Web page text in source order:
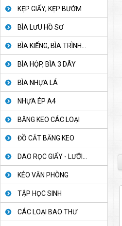
KẸP GIẤY, KẸP BƯỚM
BÌA LƯU HỒ SƠ
BÌA KIẾNG, BÌA TRÌNH...
BÌA HỘP, BÌA 3 DÂY
BÌA NHỰA LÁ
NHỰA ÉP A4
BĂNG KEO CÁC LOẠI
ĐỒ CẮT BĂNG KEO
DAO RỌC GIẤY - LƯỠI...
KÉO VĂN PHÒNG
TẬP HỌC SINH
CÁC LOẠI BAO THƯ